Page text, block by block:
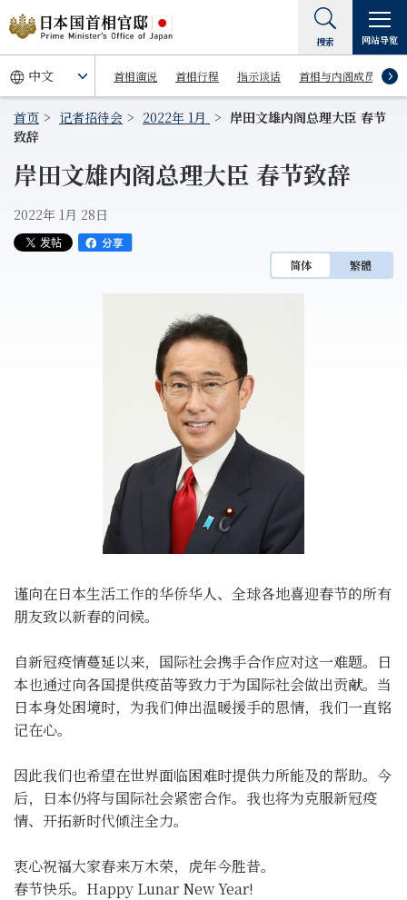
首相演说 首相行程 指示谈话 首相与内阁成员
搜索 网站导览
首页 记者招待会 2022年 1月
岸田文雄内阁总理大臣 春节
致辞
岸田文雄内阁总理大臣 春节致辞
2022年 1月 28日
简体 繁體
谨向在日本生活工作的华侨华人、全球各地喜迎春节的所有
朋友致以新春的问候。
自新冠疫情蔓延以来，国际社会携手合作应对这一难题。日
本也通过向各国提供疫苗等致力于为国际社会做出贡献。当
日本身处困境时，为我们伸出温暖援手的恩情，我们一直铭
记在心。
因此我们也希望在世界面临困难时提供力所能及的帮助。今
后，日本仍将与国际社会紧密合作。我也将为克服新冠疫
情、开拓新时代倾注全力。
衷心祝福大家春来万木荣，虎年今胜昔。
春节快乐。Happy Lunar New Year!